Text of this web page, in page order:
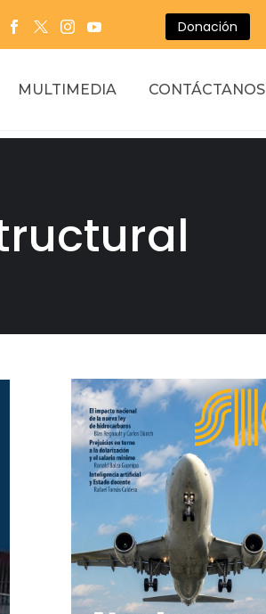
Donación
MULTIMEDIA CONTÁCTANOS